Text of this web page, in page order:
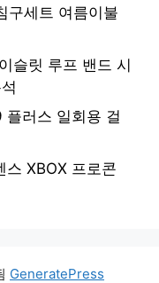
구세트 여름이불
슬릿 루프 밴드 시
러스 일회용 걸
스 XBOX 프로콘
GeneratePress